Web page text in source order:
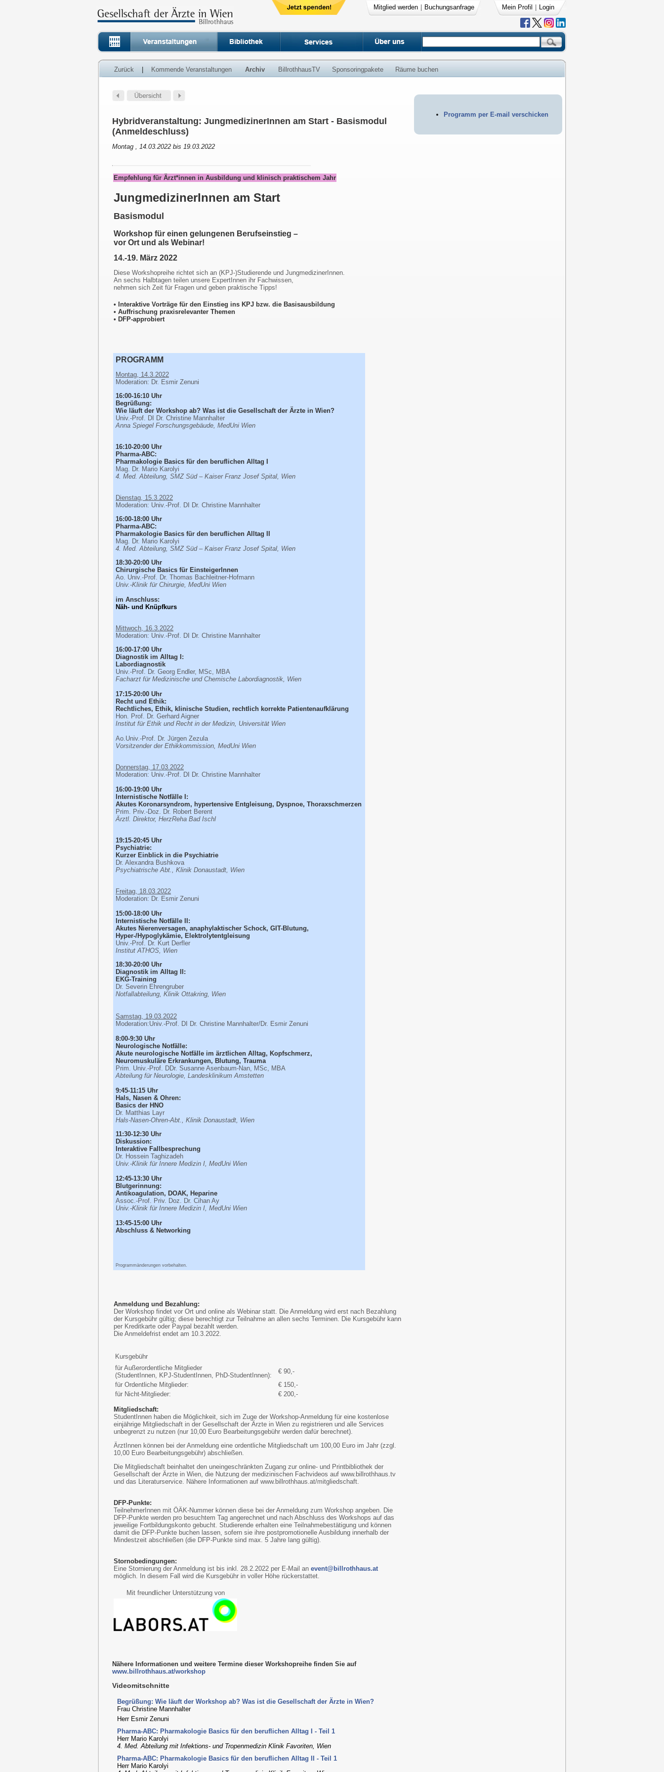
Mitglied werden Buchungsanfrage Mein Profil Login
Zurück Kommende Veranstaltungen Archiv BillrothhausTV Sponsoringpakete Räume buchen
Programm per E-mail verschicken
Hybridveranstaltung: JungmedizinerInnen am Start - Basismodul
(Anmeldeschluss)
Montag , 14.03.2022 bis 19.03.2022
Empfehlung für Ärzt*innen in Ausbildung und klinisch praktischem Jahr
JungmedizinerInnen am Start
Basismodul
Workshop für einen gelungenen Berufseinstieg –
vor Ort und als Webinar!
14.-19. März 2022
Diese Workshopreihe richtet sich an (KPJ-)Studierende und JungmedizinerInnen.
An sechs Halbtagen teilen unsere ExpertInnen ihr Fachwissen,
nehmen sich Zeit für Fragen und geben praktische Tipps!
• Interaktive Vorträge für den Einstieg ins KPJ bzw. die Basisausbildung
• Auffrischung praxisrelevanter Themen
• DFP-approbiert
PROGRAMM
Montag, 14.3.2022
Moderation: Dr. Esmir Zenuni
16:00-16:10 Uhr
Begrüßung:
Wie läuft der Workshop ab? Was ist die Gesellschaft der Ärzte in Wien?
Univ.-Prof. DI Dr. Christine Mannhalter
Anna Spiegel Forschungsgebäude, MedUni Wien
16:10-20:00 Uhr
Pharma-ABC:
Pharmakologie Basics für den beruflichen Alltag I
Mag. Dr. Mario Karolyi
4. Med. Abteilung, SMZ Süd – Kaiser Franz Josef Spital, Wien
Dienstag, 15.3.2022
Moderation: Univ.-Prof. DI Dr. Christine Mannhalter
16:00-18:00 Uhr
Pharma-ABC:
Pharmakologie Basics für den beruflichen Alltag II
Mag. Dr. Mario Karolyi
4. Med. Abteilung, SMZ Süd – Kaiser Franz Josef Spital, Wien
18:30-20:00 Uhr
Chirurgische Basics für EinsteigerInnen
Ao. Univ.-Prof. Dr. Thomas Bachleitner-Hofmann
Univ.-Klinik für Chirurgie, MedUni Wien
im Anschluss:
Näh- und Knüpfkurs
Mittwoch, 16.3.2022
Moderation: Univ.-Prof. DI Dr. Christine Mannhalter
16:00-17:00 Uhr
Diagnostik im Alltag I:
Labordiagnostik
Univ.-Prof. Dr. Georg Endler, MSc, MBA
Facharzt für Medizinische und Chemische Labordiagnostik, Wien
17:15-20:00 Uhr
Recht und Ethik:
Rechtliches, Ethik, klinische Studien, rechtlich korrekte Patientenaufklärung
Hon. Prof. Dr. Gerhard Aigner
Institut für Ethik und Recht in der Medizin, Universität Wien
Ao.Univ.-Prof. Dr. Jürgen Zezula
Vorsitzender der Ethikkommission, MedUni Wien
Donnerstag, 17.03.2022
Moderation: Univ.-Prof. DI Dr. Christine Mannhalter
16:00-19:00 Uhr
Internistische Notfälle I:
Akutes Koronarsyndrom, hypertensive Entgleisung, Dyspnoe, Thoraxschmerzen
Prim. Priv.-Doz. Dr. Robert Berent
Ärztl. Direktor, HerzReha Bad Ischl
19:15-20:45 Uhr
Psychiatrie:
Kurzer Einblick in die Psychiatrie
Dr. Alexandra Bushkova
Psychiatrische Abt., Klinik Donaustadt, Wien
Freitag, 18.03.2022
Moderation: Dr. Esmir Zenuni
15:00-18:00 Uhr
Internistische Notfälle II:
Akutes Nierenversagen, anaphylaktischer Schock, GIT-Blutung,
Hyper-/Hypoglykämie, Elektrolytentgleisung
Univ.-Prof. Dr. Kurt Derfler
Institut ATHOS, Wien
18:30-20:00 Uhr
Diagnostik im Alltag II:
EKG-Training
Dr. Severin Ehrengruber
Notfallabteilung, Klinik Ottakring, Wien
Samstag, 19.03.2022
Moderation:Univ.-Prof. DI Dr. Christine Mannhalter/Dr. Esmir Zenuni
8:00-9:30 Uhr
Neurologische Notfälle:
Akute neurologische Notfälle im ärztlichen Alltag, Kopfschmerz,
Neuromuskuläre Erkrankungen, Blutung, Trauma
Prim. Univ.-Prof. DDr. Susanne Asenbaum-Nan, MSc, MBA
Abteilung für Neurologie, Landesklinikum Amstetten
9:45-11:15 Uhr
Hals, Nasen & Ohren:
Basics der HNO
Dr. Matthias Layr
Hals-Nasen-Ohren-Abt., Klinik Donaustadt, Wien
11:30-12:30 Uhr
Diskussion:
Interaktive Fallbesprechung
Dr. Hossein Taghizadeh
Univ.-Klinik für Innere Medizin I, MedUni Wien
12:45-13:30 Uhr
Blutgerinnung:
Antikoagulation, DOAK, Heparine
Assoc.-Prof. Priv. Doz. Dr. Cihan Ay
Univ.-Klinik für Innere Medizin I, MedUni Wien
13:45-15:00 Uhr
Abschluss & Networking
Programmänderungen vorbehalten.
Anmeldung und Bezahlung:
Der Workshop findet vor Ort und online als Webinar statt. Die Anmeldung wird erst nach Bezahlung
der Kursgebühr gültig; diese berechtigt zur Teilnahme an allen sechs Terminen. Die Kursgebühr kann
per Kreditkarte oder Paypal bezahlt werden.
Die Anmeldefrist endet am 10.3.2022.
Kursgebühr
für Außerordentliche Mitglieder
(StudentInnen, KPJ-StudentInnen, PhD-StudentInnen):
€ 90,-
für Ordentliche Mitglieder:
€ 150,-
für Nicht-Mitglieder:
€ 200,-
Mitgliedschaft:
StudentInnen haben die Möglichkeit, sich im Zuge der Workshop-Anmeldung für eine kostenlose
einjährige Mitgliedschaft in der Gesellschaft der Ärzte in Wien zu registrieren und alle Services
unbegrenzt zu nutzen (nur 10,00 Euro Bearbeitungsgebühr werden dafür berechnet).
ÄrztInnen können bei der Anmeldung eine ordentliche Mitgliedschaft um 100,00 Euro im Jahr (zzgl.
10,00 Euro Bearbeitungsgebühr) abschließen.
Die Mitgliedschaft beinhaltet den uneingeschränkten Zugang zur online- und Printbibliothek der
Gesellschaft der Ärzte in Wien, die Nutzung der medizinischen Fachvideos auf www.billrothhaus.tv
und das Literaturservice. Nähere Informationen auf www.billrothhaus.at/mitgliedschaft.
DFP-Punkte:
TeilnehmerInnen mit ÖÄK-Nummer können diese bei der Anmeldung zum Workshop angeben. Die
DFP-Punkte werden pro besuchtem Tag angerechnet und nach Abschluss des Workshops auf das
jeweilige Fortbildungskonto gebucht. Studierende erhalten eine Teilnahmebestätigung und können
damit die DFP-Punkte buchen lassen, sofern sie ihre postpromotionelle Ausbildung innerhalb der
Mindestzeit abschließen (die DFP-Punkte sind max. 5 Jahre lang gültig).
Stornobedingungen:
Eine Stornierung der Anmeldung ist bis inkl. 28.2.2022 per E-Mail an event@billrothhaus.at
möglich. In diesem Fall wird die Kursgebühr in voller Höhe rückerstattet.
Mit freundlicher Unterstützung von
Nähere Informationen und weitere Termine dieser Workshopreihe finden Sie auf
www.billrothhaus.at/workshop
Videomitschnitte
Begrüßung: Wie läuft der Workshop ab? Was ist die Gesellschaft der Ärzte in Wien?
Frau Christine Mannhalter
Herr Esmir Zenuni
Pharma-ABC: Pharmakologie Basics für den beruflichen Alltag I - Teil 1
Herr Mario Karolyi
4. Med. Abteilung mit Infektions- und Tropenmedizin Klinik Favoriten, Wien
Pharma-ABC: Pharmakologie Basics für den beruflichen Alltag II - Teil 1
Herr Mario Karolyi